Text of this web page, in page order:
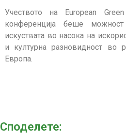
Учеството на European
конференција беше
искуствата во насока на
и културна разновидност во
Европа.
Споделeте: